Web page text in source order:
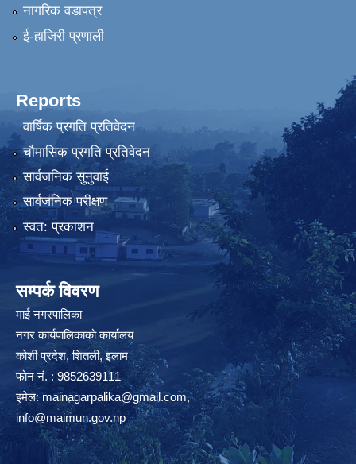
नागरिक वडापत्र
ई-हाजिरी प्रणाली
Reports
वार्षिक प्रगति प्रतिवेदन
चौमासिक प्रगति प्रतिवेदन
सार्वजनिक सुनुवाई
सार्वजनिक परीक्षण
स्वत: प्रकाशन
सम्पर्क विवरण
माई नगरपालिका
नगर कार्यपालिकाको कार्यालय
कोशी प्रदेश, शितली, इलाम
फोन नं. : 9852639111
इमेल:mainagarpalika@gmail.com,
info@maimun.gov.np